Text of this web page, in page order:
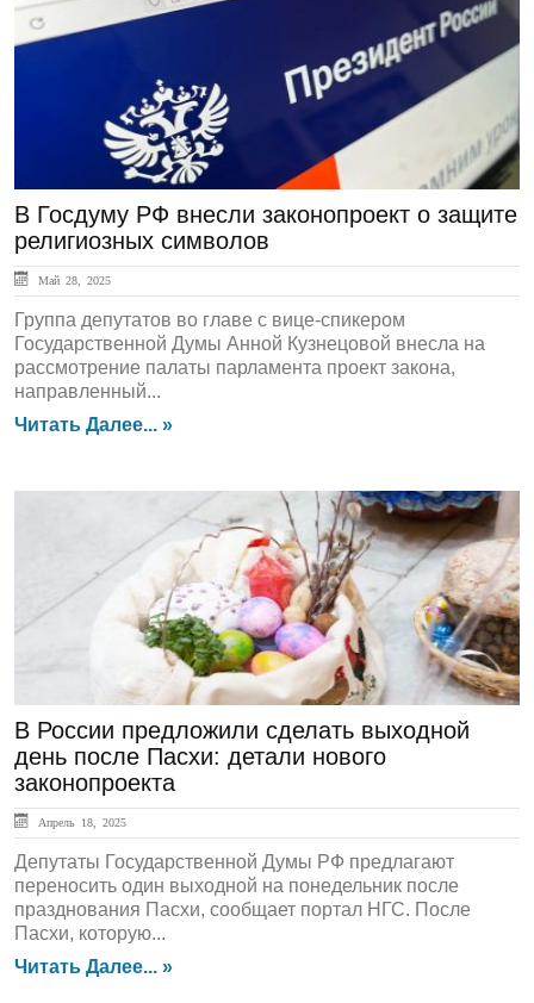
ЛЕНТА НОВОСТЕЙ
В Госдуму РФ внесли законопроект о защите
религиозных символов
Май 28, 2025
Группа депутатов во главе с вице-спикером
Государственной Думы Анной Кузнецовой внесла на
рассмотрение палаты парламента проект закона,
направленный...
Читать Далее... »
ЛЕНТА НОВОСТЕЙ
В России предложили сделать выходной
день после Пасхи: детали нового
законопроекта
Апрель 18, 2025
Депутаты Государственной Думы РФ предлагают
переносить один выходной на понедельник после
празднования Пасхи, сообщает портал НГС. После
Пасхи, которую...
Читать Далее... »